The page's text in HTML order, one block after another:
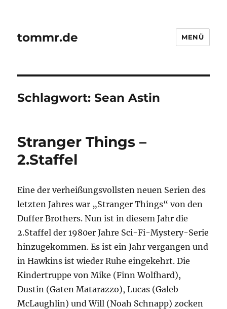
tommr.de MENÜ
Schlagwort:Sean Astin
Stranger Things –
2.Staffel
Eine der verheißungsvollsten neuen Serien des
letzten Jahres war „Stranger Things“ von den
Duffer Brothers. Nun ist in diesem Jahr die
2.Staffel der 1980er Jahre Sci-Fi-Mystery-Serie
hinzugekommen. Es ist ein Jahr vergangen und
in Hawkins ist wieder Ruhe eingekehrt. Die
Kindertruppe von Mike (Finn Wolfhard),
Dustin (Gaten Matarazzo), Lucas (Galeb
McLaughlin) und Will (Noah Schnapp) zocken